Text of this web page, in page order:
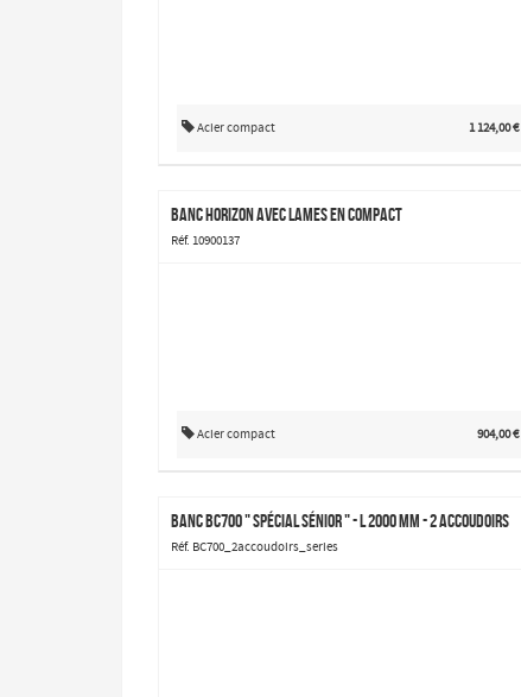
Acier compact 1 124,00 €
Banc Horizon avec lames en compact
Réf. 10900137
Acier compact 904,00 €
Banc BC700 " spécial sénior " - L 2000 mm - 2 accoudoirs
Réf. BC700_2accoudoirs_series